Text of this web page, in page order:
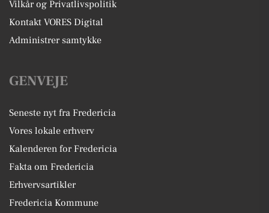
Vilkår og Privatlivspolitik
Kontakt VORES Digital
Administrer samtykke
GENVEJE
Seneste nyt fra Fredericia
Vores lokale erhverv
Kalenderen for Fredericia
Fakta om Fredericia
Erhvervsartikler
Fredericia Kommune